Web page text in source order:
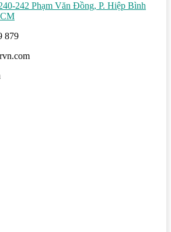
242 Phạm Văn Đồng, P. Hiệp Bình
879